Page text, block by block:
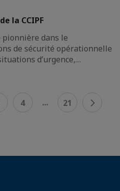
la CCIPF
pionnière dans le
de sécurité opérationnelle
d’urgence,…
4 ... 21